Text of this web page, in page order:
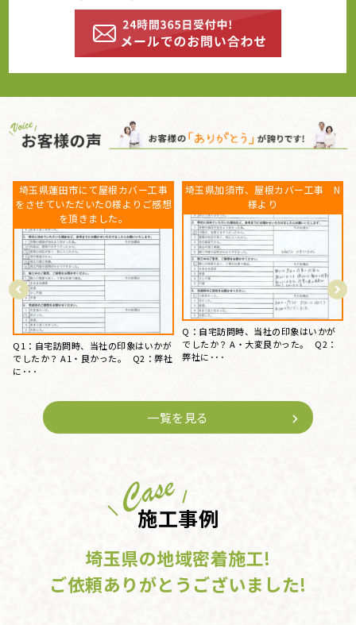
埼玉県幸手市、屋根外壁塗装工事
をご依頼いただいたY様よりご感想
を頂きました。
Q1：自宅訪問時、当社の印象はいかが
でしたか？ A1・大変良かった。 Q2：
弊･･･
埼玉県白岡市にて屋根工事、外壁
塗装工事をさせていただいたＮ様
よりご感想を頂きました。
Q1：自宅訪問時、当社の印象はいかが
でしたか？ A1・大変良かった。 Q2：
一覧を見る
施工事例
埼玉県の地域密着施工!
ご依頼ありがとうございました!